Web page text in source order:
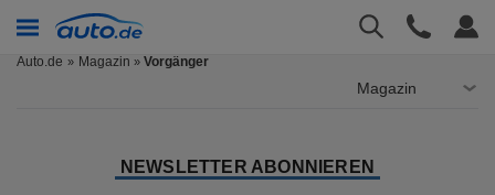
Auto.de Magazin » Vorgänger
Magazin
NEWSLETTER ABONNIEREN